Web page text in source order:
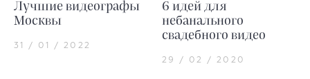
Лучшие видеографы
Москвы
31 / 01 / 2022
6 идей для
небанального
свадебного видео
29 / 02 / 2020